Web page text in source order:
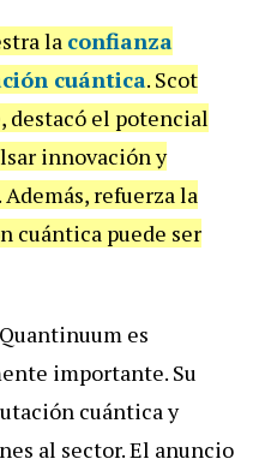
la confianza
cuántica. Scot
destacó el potencial
innovación y
refuerza la
cuántica puede ser
es
importante. Su
cuántica y
al sector. El anuncio